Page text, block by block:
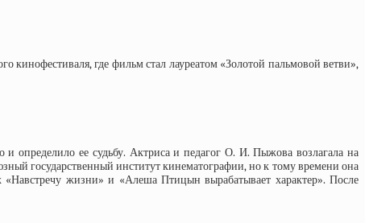
кинофестиваля, где фильм стал лауреатом «Золотой пальмовой ветви»,
и определило ее судьбу. Актриса и педагог О. И. Пыжова возлагала на
государственный институт кинематографии, но к тому времени она
«Навстречу жизни» и «Алеша Птицын вырабатывает характер». После